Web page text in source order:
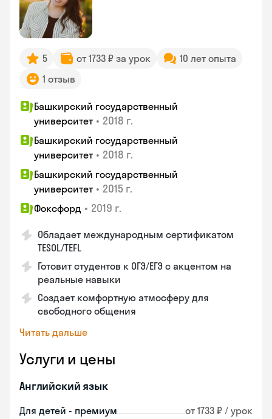
5 от 1733 ₽ за урок
10 лет опыта
1 отзыв
Башкирский государственный
университет • 2018 г.
Башкирский государственный
университет • 2018 г.
Башкирский государственный
университет • 2015 г.
Фоксфорд • 2019 г.
Обладает международным сертификатом
TESOL/TEFL
Готовит студентов к ОГЭ/ЕГЭ с акцентом на
реальные навыки
Создает комфортную атмосферу для
свободного общения
Читать дальше
Услуги и цены
Английский язык
Для детей - премиум от 1733 ₽ / урок